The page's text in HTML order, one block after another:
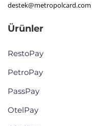
destek@metropolcard.com
Ürünler
RestoPay
PetroPay
PassPay
OtelPay